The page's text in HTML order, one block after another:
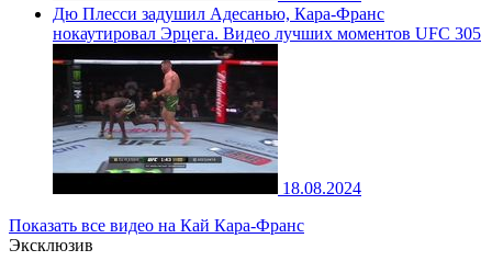
Дю Плесси задушил Адесанью, Кара-Франс
нокаутировал Эрцега. Видео лучших моментов UFC 305
18.08.2024
Показать все видео на Кай Кара-Франс
Эксклюзив